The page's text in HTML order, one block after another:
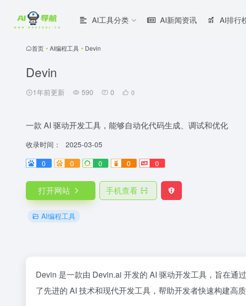
AI工具分类 AI新闻资讯 AI排行
首页 • AI编程工具 • Devin
Devin
1年前更新 590 0 0
一款 AI 驱动开发工具，能够自动化代码生成、调试和优化
收录时间：
2025-03-05
0
0 0 0 0
打开网站 手机查看
AI编程工具
Devin 是一款由 Devin.ai 开发的 AI 驱动开发工具，旨在通
了先进的 AI 技术和现代开发工具，帮助开发者快速构建高